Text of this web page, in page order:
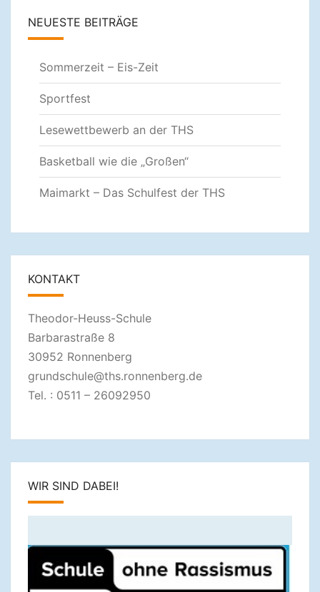
NEUESTE BEITRÄGE
Sommerzeit – Eis-Zeit
Sportfest
Lesewettbewerb an der THS
Basketball wie die „Großen“
Maimarkt – Das Schulfest der THS
KONTAKT
Theodor-Heuss-Schule
Barbarastraße 8
30952 Ronnenberg
grundschule@ths.ronnenberg.de
Tel. : 0511 – 26092950
WIR SIND DABEI!